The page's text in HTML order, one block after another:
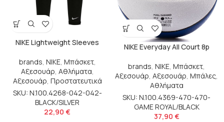
NIKE Lightweight Sleeves
brands, NIKE, Μπάσκετ,
Αξεσουάρ, Αθλήματα,
Αξεσουάρ, Προστατευτικά
SKU: N.100.4268-042-042-
BLACK/SILVER
22,90 €
NIKE Everyday All Court 8p
brands,NIKE,Μπάσκετ,
Αξεσουάρ,Αξεσουάρ,Μπάλες,
Αθλήματα
SKU: N.100.4369-470-470-
GAME ROYAL/BLACK
37,90 €